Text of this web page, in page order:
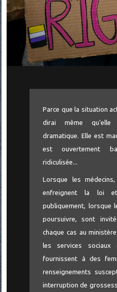
Parce que la situation
dirai même
dramatique. Elle est
est ouvertement
ridiculisée...
Lorsque les
enfreignent la loi
publiquement, lorsque
poursuivre, sont
chaque cas au
les services sociaux
fournissent à des
renseignements
interruption de